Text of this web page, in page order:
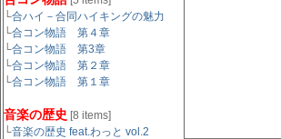
└合ハイ－合同ハイキングの魅力
└合コン物語 第４章
└合コン物語 第3章
└合コン物語 第２章
└合コン物語 第１章
音楽の歴史 [8 items]
└音楽の歴史 feat.わっと vol.2
意）：
URL（任意）：
コメント欄: